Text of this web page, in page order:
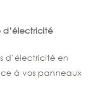
d’électricité
d’électricité en
à vos panneaux